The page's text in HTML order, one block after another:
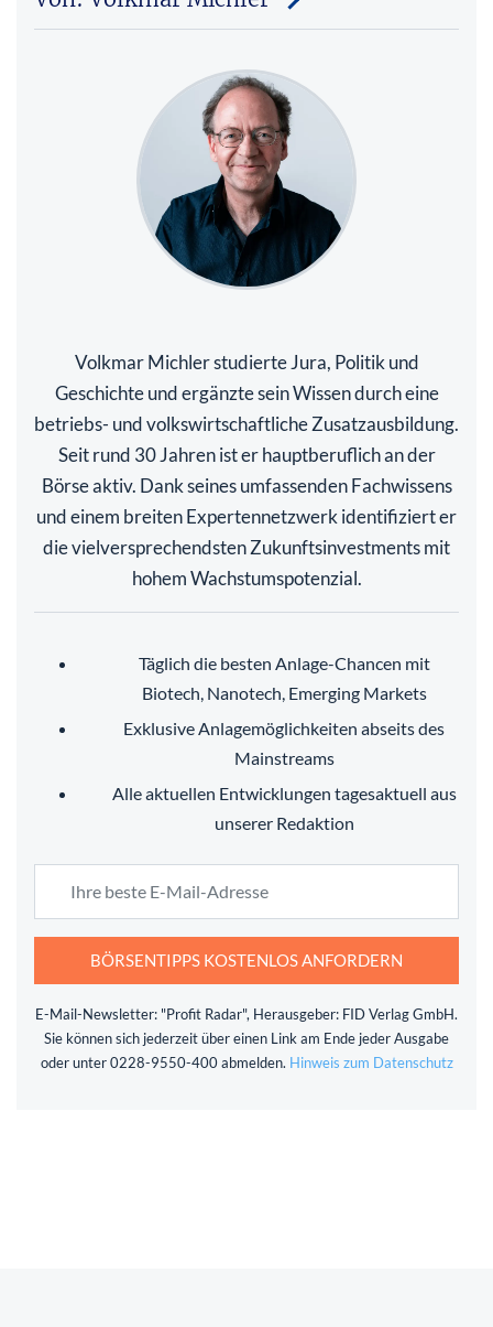
Volkmar Michler studierte Jura, Politik und
Geschichte und ergänzte sein Wissen durch eine
betriebs- und volkswirtschaftliche Zusatzausbildung.
Seit rund 30 Jahren ist er hauptberuflich an der
Börse aktiv. Dank seines umfassenden Fachwissens
und einem breiten Expertennetzwerk identifiziert er
die vielversprechendsten Zukunftsinvestments mit
hohem Wachstumspotenzial.
Täglich die besten Anlage-Chancen mit
Biotech, Nanotech, Emerging Markets
Exklusive Anlagemöglichkeiten abseits des
Mainstreams
Alle aktuellen Entwicklungen tagesaktuell aus
unserer Redaktion
BÖRSENTIPPS KOSTENLOS ANFORDERN
E-Mail-Newsletter: "Profit Radar", Herausgeber: FID Verlag GmbH.
Sie können sich jederzeit über einen Link am Ende jeder Ausgabe
oder unter 0228-9550-400 abmelden. Hinweis zum Datenschutz